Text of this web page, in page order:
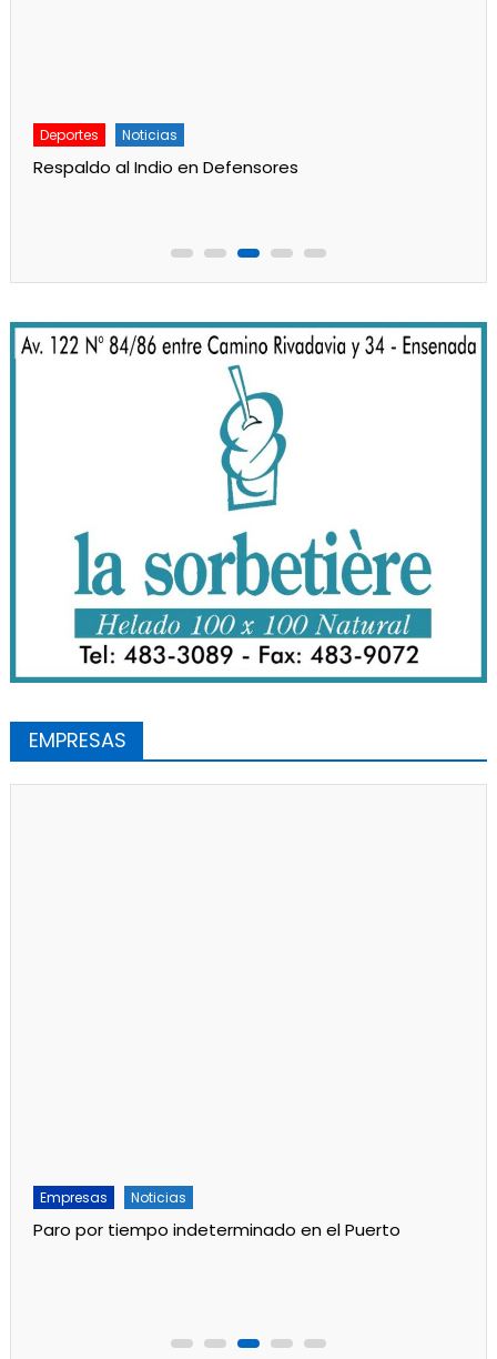
Deportes Noticias
Respaldo al Indio en Defensores
EMPRESAS
Empresas Noticias
Paro por tiempo indeterminado en el Puerto